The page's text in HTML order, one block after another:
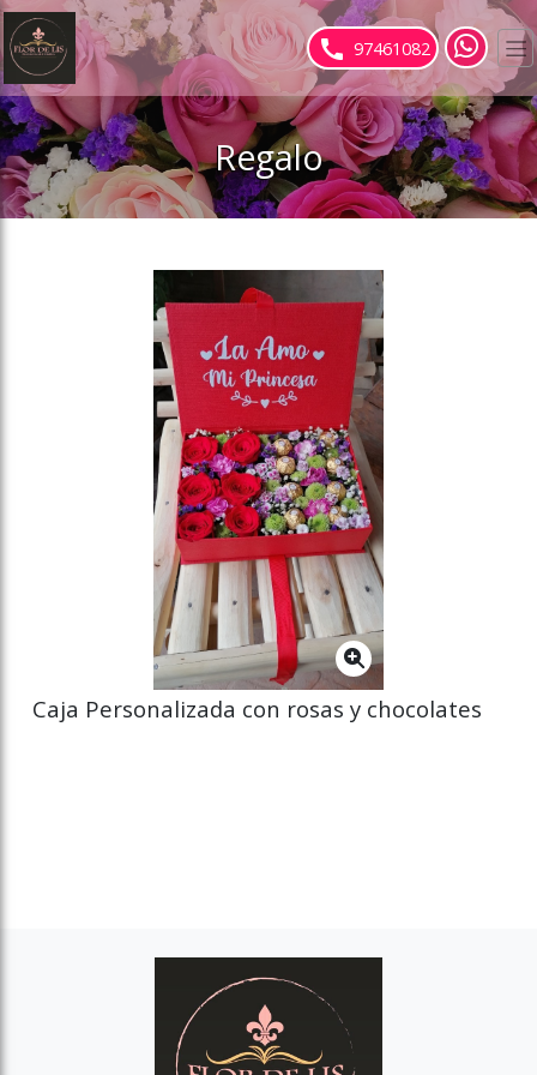
slideout menu. 97461082
Regalo
Caja Personalizada con rosas y chocolates